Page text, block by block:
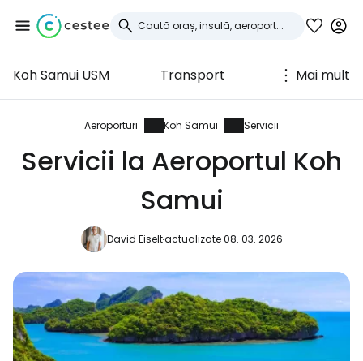
Koh Samui USM Transport Mai mult
Aeroporturi Koh Samui Servicii
Servicii la Aeroportul Koh
Samui
David Eiseltactualizate 08. 03. 2026
Conectați-vă la
Cestee
... comunitatea mondială a călătorilor
Continuați cu Facebook
Continuați cu e-mailul